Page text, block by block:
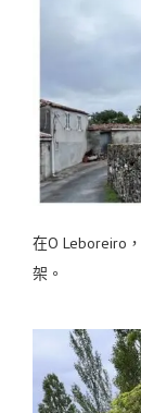
在O Leboreiro
架。